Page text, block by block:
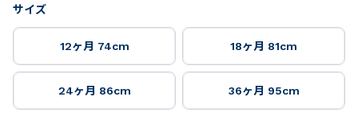
サイズ
12ヶ月 74cm 18ヶ月 81cm
24ヶ月 86cm 36ヶ月 95cm